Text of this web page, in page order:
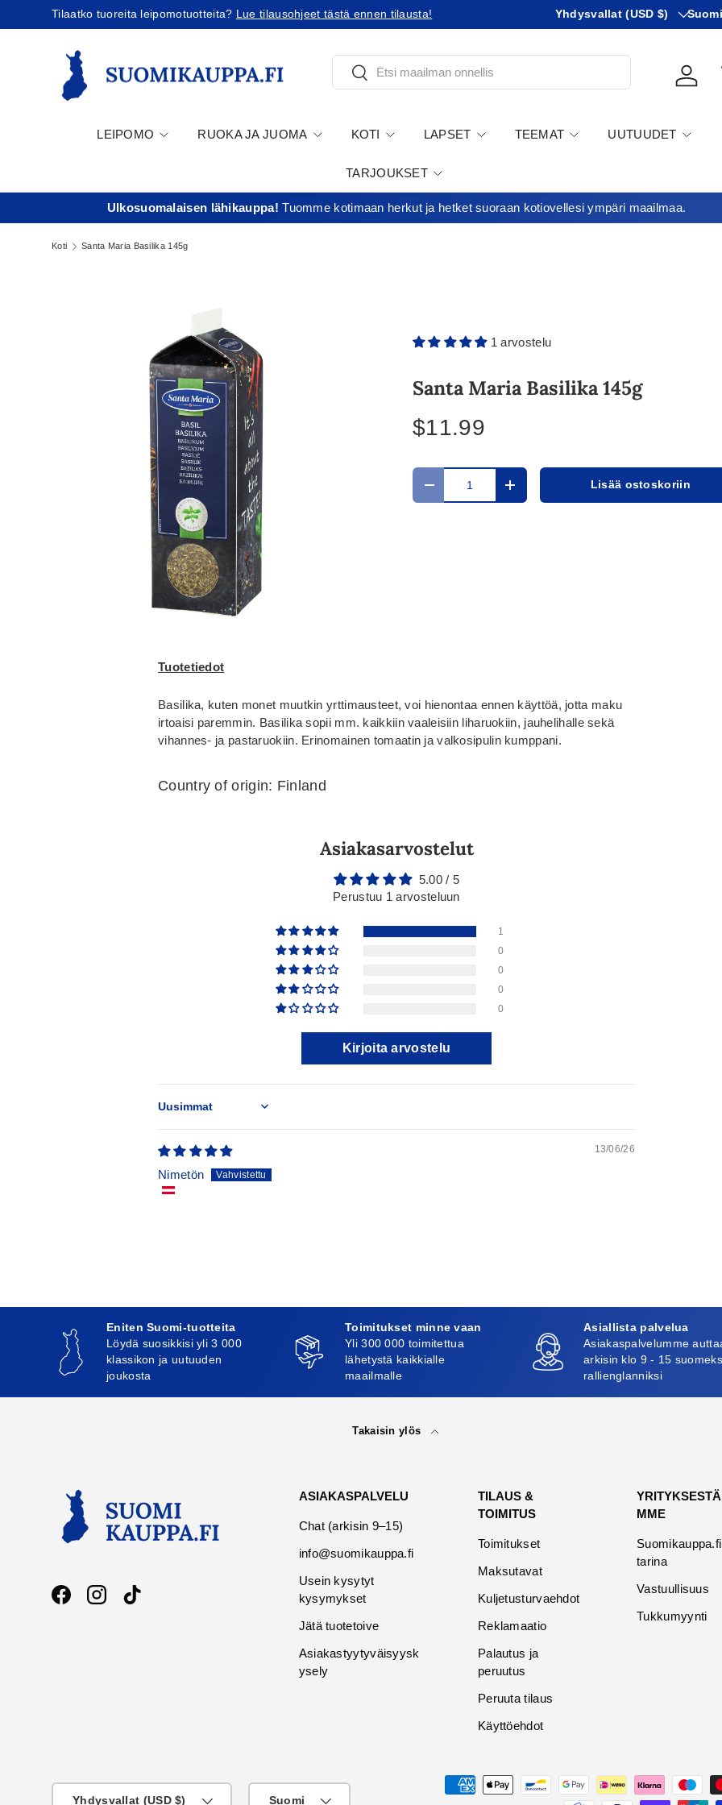
Jatka sisältöön
Tilaatko tuoreita leipomotuotteita? Lue tilausohjeet tästä ennen tilausta! Tilaatko Yhdysvaltoihin?Tutustu
Maa
Yhdysvallat (USD $) KIeli
Suomi
Etsi
LEIPOMO RUOKA JA JUOMA KOTI LAPSET TEEMAT UUTUUDET
TARJOUKSET
Ulkosuomalaisen lähikauppa!Tuomme kotimaan herkut ja hetket suoraan kotiovellesi ympäri maailmaa.
Koti Santa Maria Basilika 145g
1 arvostelu
Santa Maria Basilika 145g
$11.99
Määrä
Translation missing: fi.cart.items.decrease_quantity
Translation missing:Lisää ostoskoriin
Tuotetiedot
Basilika, kuten monet muutkin yrttimausteet, voi hienontaa ennen käyttöä, jotta maku
irtoaisi paremmin. Basilika sopii mm. kaikkiin vaaleisiin liharuokiin, jauhelihalle sekä
vihannes- ja pastaruokiin. Erinomainen tomaatin ja valkosipulin kumppani.
Country of origin: Finland
Asiakasarvostelut
5.00 / 5
Perustuu 1 arvosteluun
1
0
0
0
0
Kirjoita arvostelu
Sort by
13/06/26
Nimetön
Eniten Suomi-tuotteita
Löydä suosikkisi yli 3 000
klassikon ja uutuuden
joukosta
Toimitukset minne vaan
Yli 300 000 toimitettua
lähetystä kaikkialle
maailmalle
Asiallista palvelua
Asiakaspalvelumme
arkisin klo 9 - 15
rallienglanniksi
Takaisin ylös
FacebookInstagramTikTok
ASIAKASPALVELU
Chat (arkisin 9–15)
info@suomikauppa.fi
Usein kysytyt
kysymykset
Jätä tuotetoive
Asiakastyytyväisyysk
ysely
TILAUS &
TOIMITUS
Toimitukset
Maksutavat
Kuljetusturvaehdot
Reklamaatio
Palautus ja
peruutus
Peruuta tilaus
Käyttöehdot
YRITYKSESTÄ
MME
Suomikauppa.fi
tarina
Vastuullisuus
Tukkumyynti
Maksutavat
Yhdysvallat (USD $)
Suomi